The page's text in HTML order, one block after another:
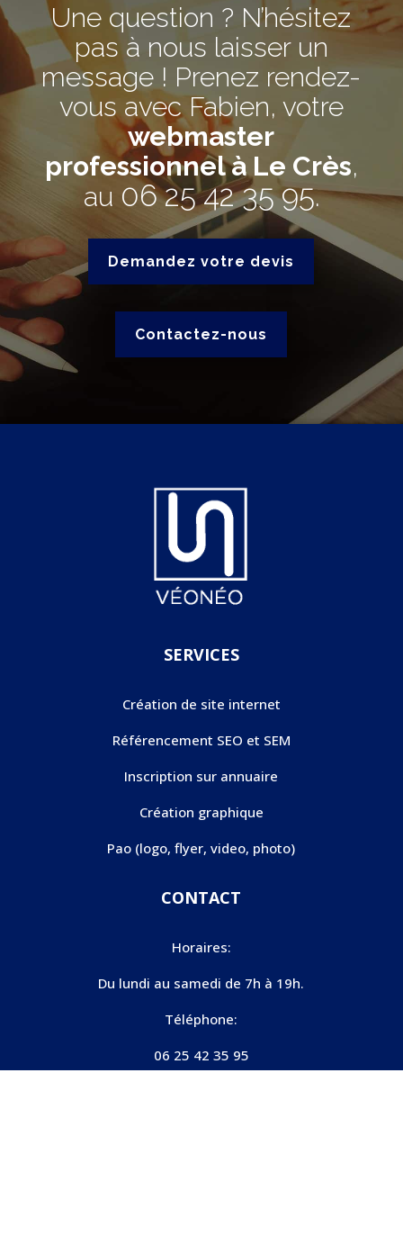
Une question ? N’hésitez
pas à nous laisser un
message ! Prenez rendez-
vous avec Fabien, votre
webmaster
professionnel à Le Crès,
au 06 25 42 35 95.
Demandez votre devis
Contactez-nous
SERVICES
Création de site internet
Référencement SEO et SEM
Inscription sur annuaire
Création graphique
Pao (logo, flyer, video, photo)
CONTACT
Horaires:
Du lundi au samedi de 7h à 19h.
Téléphone:
06 25 42 35 95